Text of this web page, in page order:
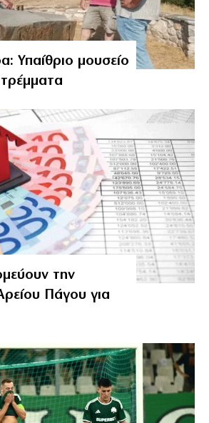
Υπαίθριο μουσείο
την
Πάγου για